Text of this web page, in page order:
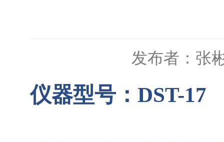
发布者：张
仪器型号： DST-17